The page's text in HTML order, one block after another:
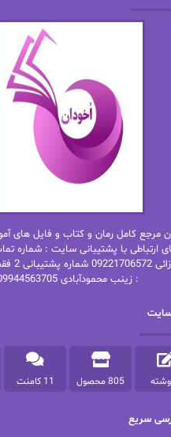
امیر فرهی
باران
بهار سلطانی
بهاره شیرازی
بهاره.م
بیتا فرخی
پرتو فرهمند
پرستو اسحقی
پرهام رسولی
پروانه محمدی
خاموش)
ارتباطی با پشتیبانی سایت : شماره
عباس
: زینب محمودآبادی 09944563705
سایت
805 محصول 11 کامنت
سریع